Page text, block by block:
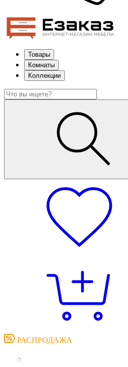
Товары
Комнаты
Коллекции
РАСПРОДАЖА